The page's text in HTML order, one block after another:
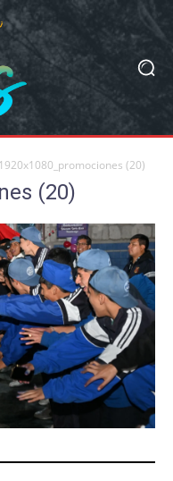
1920x1080_promociones (20)
(20)